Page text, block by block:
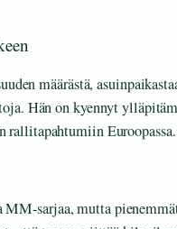
määrästä,
Hän on kyennyt
Euroopassa.
MM-sarjaa, mutta